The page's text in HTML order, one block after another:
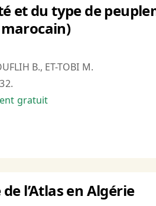
et du type de
marocain)
B., ET-TOBI M.
gratuit
l’Atlas en Algérie